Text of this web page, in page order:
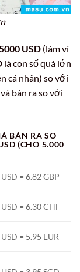
5000 USD (làm ví
là con số quá lớn
cá nhân) so với
bán ra so với
BÁN RA SO
(CHO 5.000
= 6.82 GBP
= 6.30 CHF
= 5.95 EUR